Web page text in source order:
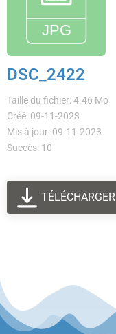
DSC_2422
Taille du fichier: 4.46 Mo
Créé: 09-11-2023
Mis à jour: 09-11-2023
Succès: 10
TÉLÉCHARGER